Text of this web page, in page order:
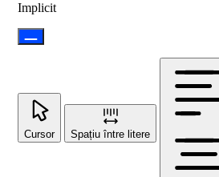
Implicit
Cursor Spațiu între litere